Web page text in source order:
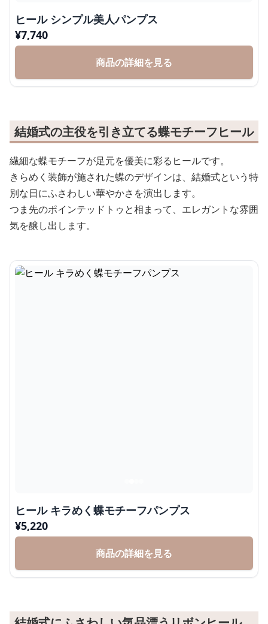
ヒール シンプル美人パンプス
¥7,740
商品の詳細を見る
結婚式の主役を引き立てる蝶モチーフヒール
繊細な蝶モチーフが足元を優美に彩るヒールです。
きらめく装飾が施された蝶のデザインは、結婚式という特
別な日にふさわしい華やかさを演出します。
つま先のポインテッドトゥと相まって、エレガントな雰囲
気を醸し出します。
ヒール キラめく蝶モチーフパンプス
¥5,220
商品の詳細を見る